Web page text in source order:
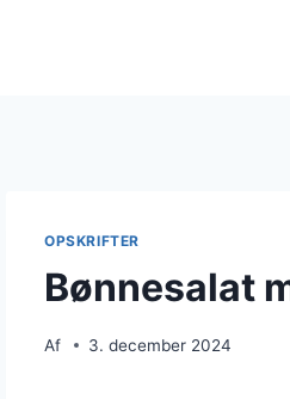
OPSKRIFTER
Bønnesalat
Af 3. december 2024